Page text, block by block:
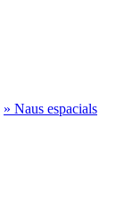
» Naus espacials